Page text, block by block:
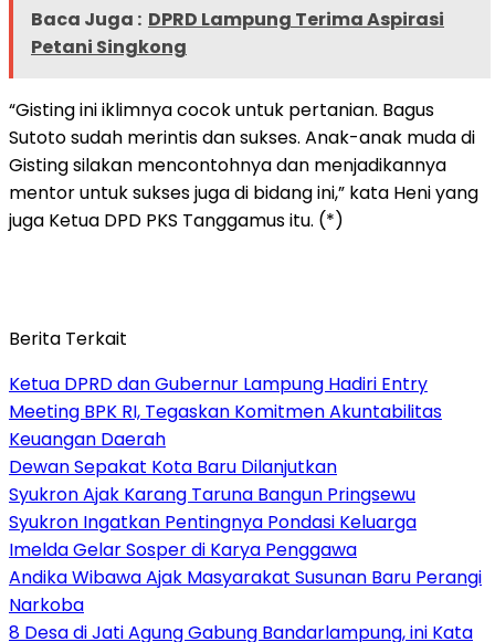
Baca Juga : DPRD Lampung Terima Aspirasi
Petani Singkong
“Gisting ini iklimnya cocok untuk pertanian. Bagus
Sutoto sudah merintis dan sukses. Anak-anak muda di
Gisting silakan mencontohnya dan menjadikannya
mentor untuk sukses juga di bidang ini,” kata Heni yang
juga Ketua DPD PKS Tanggamus itu. (*)
Berita Terkait
Ketua DPRD dan Gubernur Lampung Hadiri Entry
Meeting BPK RI, Tegaskan Komitmen Akuntabilitas
Keuangan Daerah
Dewan Sepakat Kota Baru Dilanjutkan
Syukron Ajak Karang Taruna Bangun Pringsewu
Syukron Ingatkan Pentingnya Pondasi Keluarga
Imelda Gelar Sosper di Karya Penggawa
Andika Wibawa Ajak Masyarakat Susunan Baru Perangi
Narkoba
8 Desa di Jati Agung Gabung Bandarlampung, ini Kata